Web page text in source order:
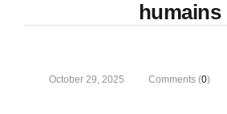
humains
October 29, 2025 Comments (0)